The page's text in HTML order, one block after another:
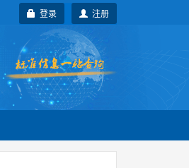
注册
登录